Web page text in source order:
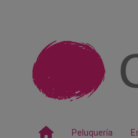
Peluquería